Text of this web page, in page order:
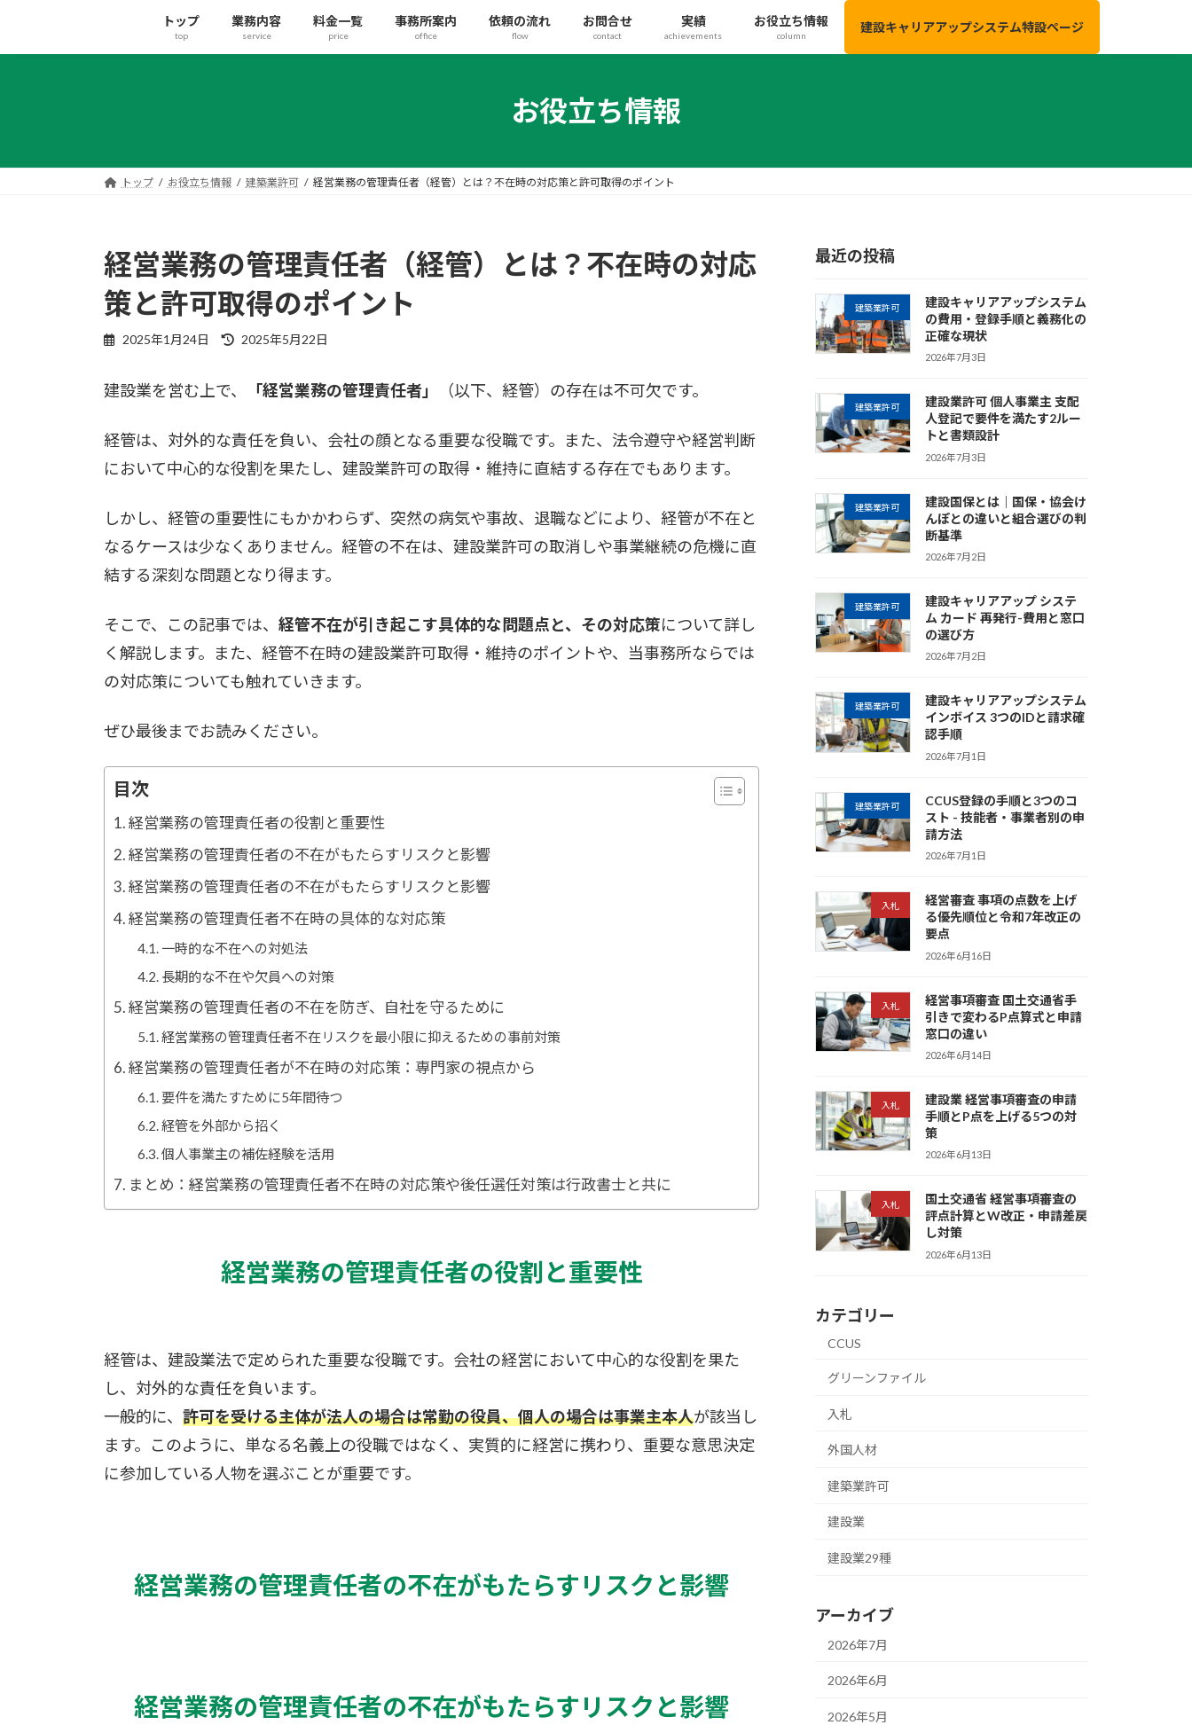
テ
ゲ
トップ
top
業務内容
service
料金一覧
price
事務所案内
office
依頼の流れ
flow
お問合せ
contact
実績
achievements
お役立ち情報
column
建設キャリアアップシステム特設ページ
お役立ち情報
トップ お役立ち情報 建築業許可 経営業務の管理責任者（経管）とは？不在時の対応策と許可取得のポイント
経営業務の管理責任者（経管）とは？不在時の対応
策と許可取得のポイント
2025年1月24日
最
:
2025年5月22日
建設業を営む上で、 「経営業務の管理責任者」 （以下、経管）の存在は不可欠です。
経管は、対外的な責任を負い、会社の顔となる重要な役職です。また、法令遵守や経営判断
において中心的な役割を果たし、建設業許可の取得・維持に直結する存在でもあります。
しかし、経管の重要性にもかかわらず、突然の病気や事故、退職などにより、経管が不在と
なるケースは少なくありません。経管の不在は、建設業許可の取消しや事業継続の危機に直
結する深刻な問題となり得ます。
そこで、この記事では、 経管不在が引き起こす具体的な問題点と、その対応策について詳し
く解説します。また、経管不在時の建設業許可取得・維持のポイントや、当事務所ならでは
の対応策についても触れていきます。
ぜひ最後までお読みください。
経営業務の管理責任者の役割と重要性
経営業務の管理責任者の不在がもたらすリスクと影響
経営業務の管理責任者の不在がもたらすリスクと影響
経営業務の管理責任者不在時の具体的な対応策
一時的な不在への対処法
長期的な不在や欠員への対策
経営業務の管理責任者の不在を防ぎ、自社を守るために
経営業務の管理責任者不在リスクを最小限に抑えるための事前対策
経営業務の管理責任者が不在時の対応策：専門家の視点から
要件を満たすために5年間待つ
経管を外部から招く
個人事業主の補佐経験を活用
まとめ：経営業務の管理責任者不在時の対応策や後任選任対策は行政書士と共に
経営業務の管理責任者の役割と重要性
経管は、建設業法で定められた重要な役職です。会社の経営において中心的な役割を果た
し、対外的な責任を負います。
一般的に、 許可を受ける主体が法人の場合は常勤の役員、個人の場合は事業主本人が該当し
ます。このように、単なる名義上の役職ではなく、実質的に経営に携わり、重要な意思決定
に参加している人物を選ぶことが重要です。
経営業務の管理責任者の不在がもたらすリスクと影響
経営業務の管理責任者の不在がもたらすリスクと影響
最近の投稿
建築業許可
建設キャリアアップシステム
の費用・登録手順と義務化の
正確な現状
2026年7月3日
建築業許可
建設業許可 個人事業主 支配
人登記で要件を満たす2ルー
トと書類設計
2026年7月3日
建築業許可
建設国保とは｜国保・協会け
んぽとの違いと組合選びの判
断基準
2026年7月2日
建築業許可
建設キャリアアップ システ
ム カード 再発行-費用と窓口
の選び方
2026年7月2日
建築業許可
建設キャリアアップシステム
インボイス 3つのIDと請求確
認手順
2026年7月1日
建築業許可
CCUS登録の手順と3つのコ
スト - 技能者・事業者別の申
請方法
2026年7月1日
入札
経営審査 事項の点数を上げ
る優先順位と令和7年改正の
要点
2026年6月16日
入札
経営事項審査 国土交通省手
引きで変わるP点算式と申請
窓口の違い
2026年6月14日
入札
建設業 経営事項審査の申請
手順とP点を上げる5つの対
策
2026年6月13日
入札
国土交通省 経営事項審査の
評点計算とW改正・申請差戻
し対策
2026年6月13日
カテゴリー
CCUS
グリーンファイル
入札
外国人材
建築業許可
建設業
建設業29種
アーカイブ
2026年7月
2026年6月
2026年5月